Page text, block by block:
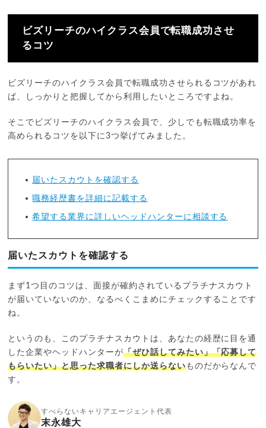
ビズリーチのハイクラス会員で転職成功させ
るコツ
ビズリーチのハイクラス会員で転職成功させられるコツがあれ
ば、しっかりと把握してから利用したいところですよね。
そこでビズリーチのハイクラス会員で、少しでも転職成功率を
高められるコツを以下に3つ挙げてみました。
届いたスカウトを確認する
職務経歴書を詳細に記載する
希望する業界に詳しいヘッドハンターに相談する
届いたスカウトを確認する
まず1つ目のコツは、面接が確約されているプラチナスカウト
が届いていないのか、なるべくこまめにチェックすることです
ね。
というのも、このプラチナスカウトは、あなたの経歴に目を通
した企業やヘッドハンターが「ぜひ話してみたい」「応募して
もらいたい」と思った求職者にしか送らないものだからなんで
す。
すべらないキャリアエージェント代表
末永雄大